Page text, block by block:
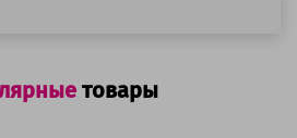
товары